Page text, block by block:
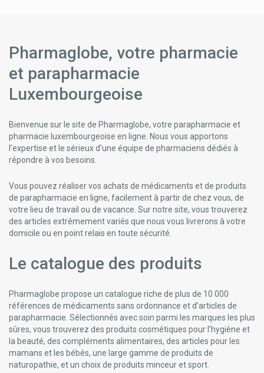
Pharmaglobe, votre pharmacie
et parapharmacie
Luxembourgeoise
Bienvenue sur le site de Pharmaglobe, votre parapharmacie et
pharmacie luxembourgeoise en ligne. Nous vous apportons
l’expertise et le sérieux d’une équipe de pharmaciens dédiés à
répondre à vos besoins.
Vous pouvez réaliser vos achats de médicaments et de produits
de parapharmacie en ligne, facilement à partir de chez vous, de
votre lieu de travail ou de vacance. Sur notre site, vous trouverez
des articles extrêmement variés que nous vous livrerons à votre
domicile ou en point relais en toute sécurité.
Le catalogue des produits
Pharmaglobe propose un catalogue riche de plus de 10 000
références de médicaments sans ordonnance et d’articles de
parapharmacie. Sélectionnés avec soin parmi les marques les plus
sûres, vous trouverez des produits cosmétiques pour l’hygiène et
la beauté, des compléments alimentaires, des articles pour les
mamans et les bébés, une large gamme de produits de
naturopathie, et un choix de produits minceur et sport.